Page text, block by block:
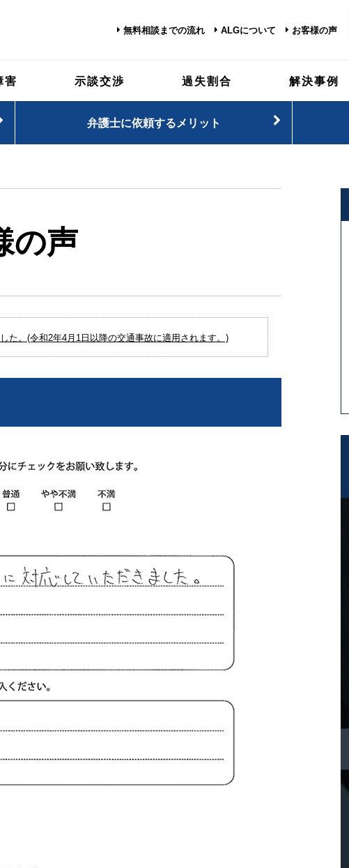
無料相談までの流れ ALGについて お客様の声
害 示談交渉 過失割合 解決事例
弁護士に依頼するメリット
の声
た。(令和2年4月1日以降の交通事故に適用されます。)